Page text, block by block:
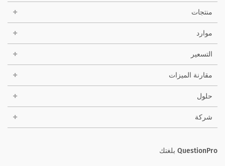
منتجات
موارد
التسعير
مقارنة الميزات
حلول
شركة
QuestionPro بلغتك